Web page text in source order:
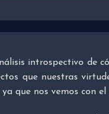
introspectivo de
que nuestras
que nos vemos con